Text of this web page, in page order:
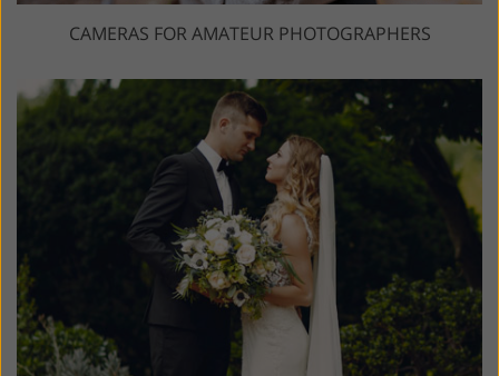
CAMERAS FOR AMATEUR PHOTOGRAPHERS